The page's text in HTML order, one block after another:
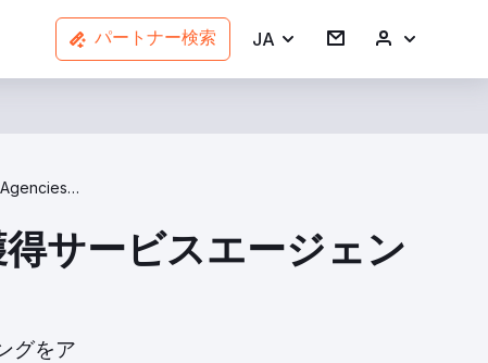
パートナー検索 JA
Lead Generation Agencies In Los Angeles
サービスエージェン
グをア